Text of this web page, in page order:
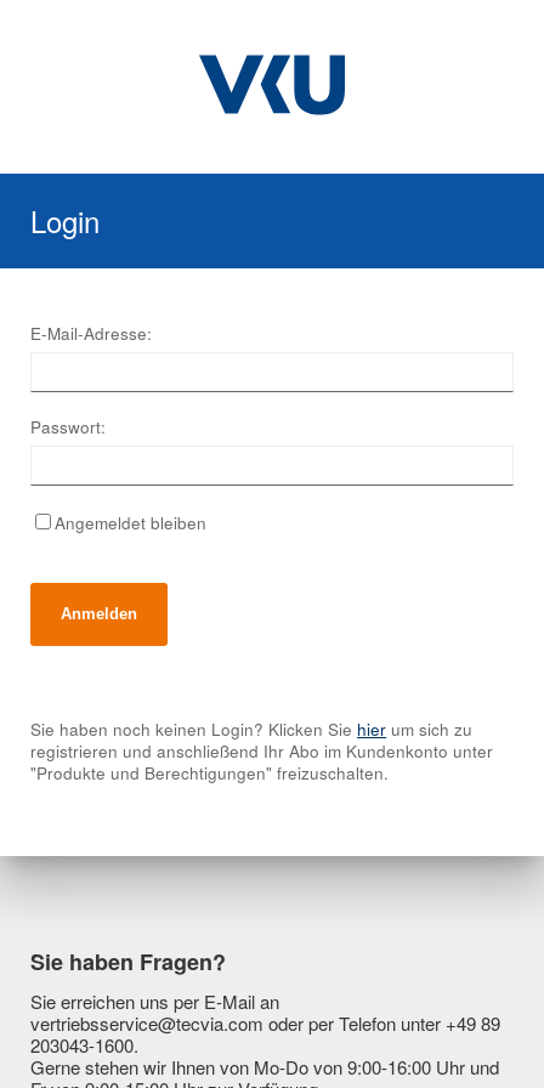
Login
E-Mail-Adresse:
Passwort:
Angemeldet bleiben
Sie haben noch keinen Login? Klicken Sie hier um sich zu
registrieren und anschließend Ihr Abo im Kundenkonto unter
"Produkte und Berechtigungen" freizuschalten.
Sie haben Fragen?
Sie erreichen uns per E-Mail an
vertriebsservice@tecvia.com oder per Telefon unter +49 89
203043-1600.
Gerne stehen wir Ihnen von Mo-Do von 9:00-16:00 Uhr und